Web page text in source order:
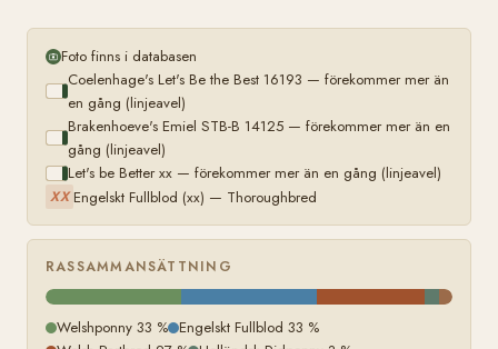
Foto finns i databasen
Coelenhage's Let's Be the Best 16193 — förekommer mer än
en gång (linjeavel)
Brakenhoeve's Emiel STB-B 14125 — förekommer mer än en
gång (linjeavel)
Let's be Better xx — förekommer mer än en gång (linjeavel)
XX Engelskt Fullblod (xx) — Thoroughbred
RASSAMMANSÄTTNING
Welshponny 33 % Engelskt Fullblod 33 %